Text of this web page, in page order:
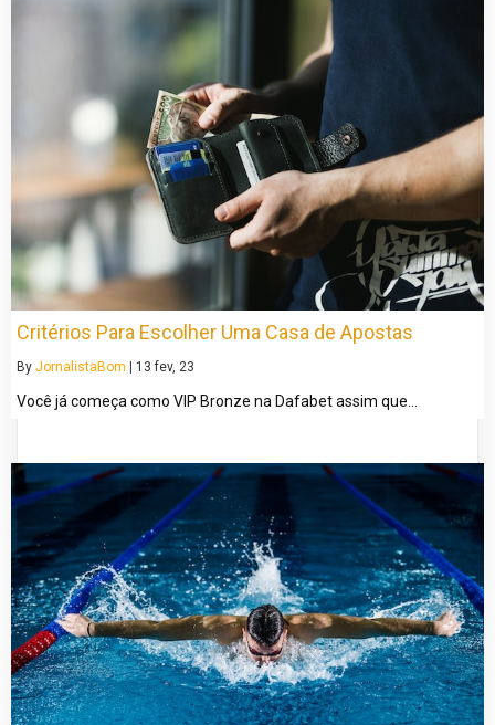
Critérios Para Escolher Uma Casa de Apostas
By JornalistaBom 13 fev, 23
Você já começa como VIP Bronze na Dafabet assim que…